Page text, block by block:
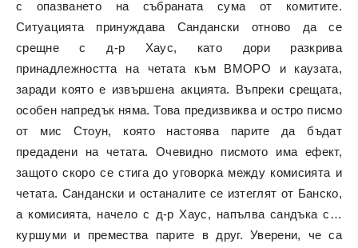
с опазването на събраната сума от комитите.
Ситуацията принуждава Сандански отново да се
срещне с д-р Хаус, като дори разкрива
принадлежността на четата към ВМОРО и каузата,
заради която е извършена акцията. Въпреки срещата,
особен напредък няма. Това предизвиква и остро писмо
от мис Стоун, която настоява парите да бъдат
предадени на четата. Очевидно писмото има ефект,
защото скоро се стига до уговорка между комисията и
четата. Сандански и останалите се изтеглят от Банско,
а комисията, начело с д-р Хаус, напълва сандъка с…
куршуми и премества парите в друг. Уверени, че са